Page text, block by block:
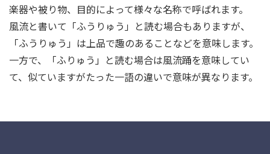
楽器や被り物、目的によって様々な名称で呼ばれます。
風流と書いて「ふうりゅう」と読む場合もありますが、
「ふうりゅう」は上品で趣のあることなどを意味します。
一方で、「ふりゅう」と読む場合は風流踊を意味してい
て、似ていますがたった一語の違いで意味が異なります。